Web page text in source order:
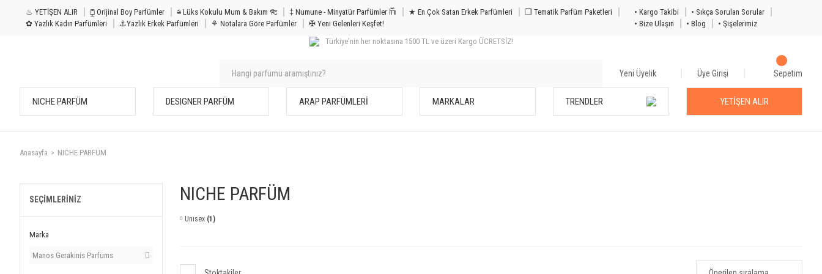
♨ YETİŞEN ALIR ⧮ Orijinal Boy Parfümler ⩭ Lüks Kokulu Mum & Bakım 𐦝 ‡ Numune - Minyatür Parfümler 𐙏 ★ En Çok Satan Erkek Parfümleri
❒ Tematik Parfüm Paketleri
✿ Yazlık Kadın Parfümleri
⚓Yazlık Erkek Parfümleri ⚘ Notalara Göre Parfümler ✠ Yeni Gelenleri Keşfet!
• Kargo Takibi
• Sıkça Sorulan Sorular
• Bize Ulaşın
• Blog
• Şişelerimiz
Türkiye'nin her noktasına 1500 TL ve üzeri Kargo ÜCRETSİZ!
Yeni Üyelik Üye Girişi Sepetim
NICHE PARFÜM DESIGNER PARFÜM ARAP PARFÜMLERİ MARKALAR TRENDLER YETİŞEN ALIR
Anasayfa NICHE PARFÜM
SEÇIMLERINIZ
Marka
Manos Gerakinis Parfums
NICHE PARFÜM
Unısex (1)